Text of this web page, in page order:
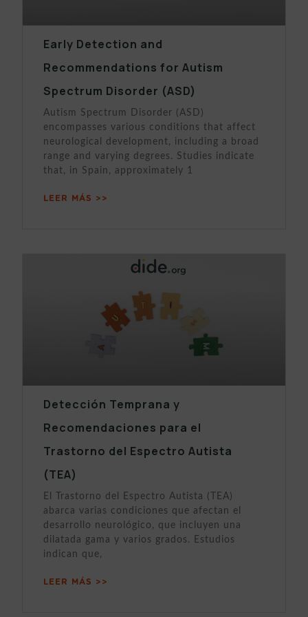
Early Detection and
Recommendations for Autism
Spectrum Disorder (ASD)
Autism Spectrum Disorder (ASD)
encompasses various conditions that affect
neurological development, including a broad
range and varying degrees. Studies indicate
that, in Spain, approximately 1
LEER MÁS >>
Detección Temprana y
Recomendaciones para el
Trastorno del Espectro Autista
(TEA)
El Trastorno del Espectro Autista (TEA)
abarca varias condiciones que afectan el
desarrollo neurológico, que incluyen una
dilatada gama y varios grados. Estudios
indican que,
LEER MÁS >>